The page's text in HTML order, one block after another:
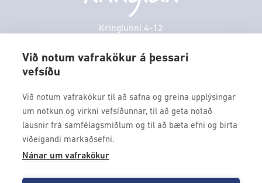
Við notum vafrakökur á þessari
vefsíðu
Við notum vafrakökur til að safna og greina upplýsingar
um notkun og virkni vefsíðunnar, til að geta notað
lausnir frá samfélagsmiðlum og til að bæta efni og birta
viðeigandi markaðsefni.
Nánar um vafrakökur
Kringlunni 4-12
kringlan@kringlan.is
Borgarleikhúsið
Ævintýraland
Föstudagur
VERTU MEÐ
Fáðu forskot á dagskrána okkar og sértilboð með því að skrá